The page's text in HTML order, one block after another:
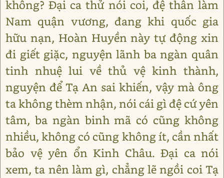
không? Đại ca thử nói coi, đệ thân làm
Nam quận vương, đang khi quốc gia
hữu nạn, Hoàn Huyền này tự động xin
đi giết giặc, nguyện lãnh ba ngàn quân
tinh nhuệ lui về thủ vệ kinh thành,
nguyện để Tạ An sai khiến, vậy mà ông
ta không thèm nhận, nói cái gì đệ cứ yên
tâm, ba ngàn binh mã có cũng không
nhiều, không có cũng không ít, cần nhất
bảo vệ yên ổn Kinh Châu. Đại ca nói
xem, ta nên làm gì, chẳng lẽ ngồi coi Tạ